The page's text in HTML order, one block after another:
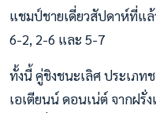
แชมป์ชายเดี่ยวสัปดาห์ที่แ
6-2, 2-6 และ 5-7
ทั้งนี้ คู่ชิงชนะเลิศ ประเภท
เอเตียนน์ ดอนเน่ต์ จากฝ